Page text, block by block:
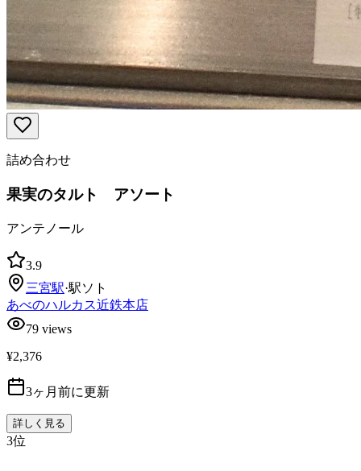
詰め合わせ
果実のタルト アソート
アンテノール
3.9
三宮駅·駅ソト
あべのハルカス近鉄本店
79 views
¥2,376
3ヶ月前に更新
詳しく見る
3位